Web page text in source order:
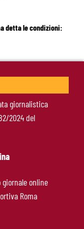
detta le condizioni:
immediato: gol e
scout a Praga per
dal Lione
giornalistica
2024 del
giornale online
Roma